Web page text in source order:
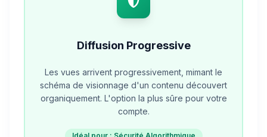
Diffusion Progressive
Les vues arrivent progressivement, mimant le
schéma de visionnage d'un contenu découvert
organiquement. L'option la plus sûre pour votre
compte.